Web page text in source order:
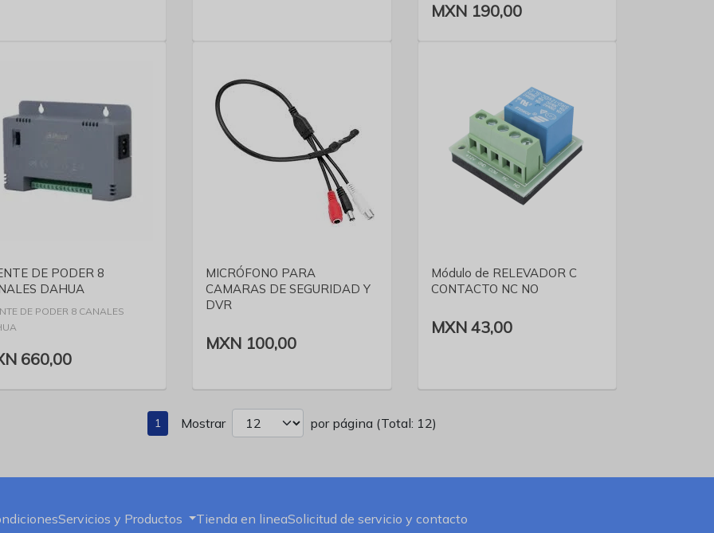
MXN 190,00
DE PODER 8
DAHUA
DE PODER 8 CANALES
660,00
MICRÓFONO PARA
CAMARAS DE SEGURIDAD Y
DVR
MXN 100,00
Módulo de RELEVADOR C
CONTACTO NC NO
MXN 43,00
1 Mostrar por página (Total: 12)
Servicios y Productos Tienda en lineaSolicitud de servicio y contacto